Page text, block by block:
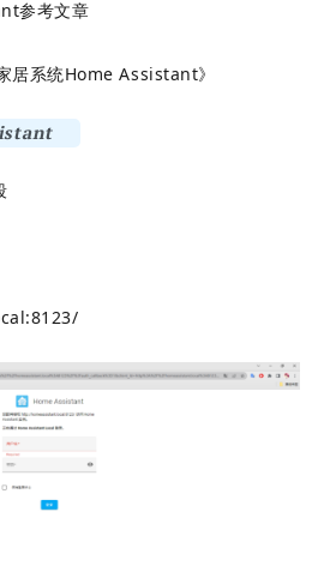
参考文章
居系统Home Assistant》